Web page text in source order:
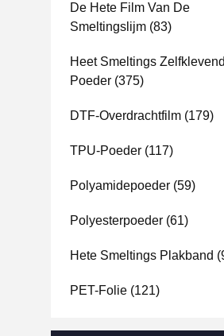
De Hete Film Van De
Smeltingslijm (83)
Heet Smeltings Zelfklevend
Poeder (375)
DTF-Overdrachtfilm (179)
TPU-Poeder (117)
Polyamidepoeder (59)
Polyesterpoeder (61)
Hete Smeltings Plakband
PET-Folie (121)